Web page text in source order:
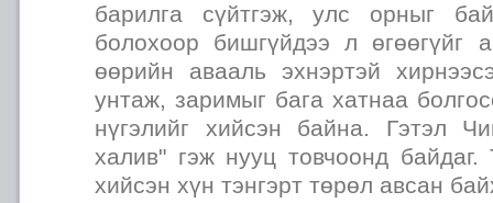
барилга сүйтгэж, улс орныг
болохоор бишгүйдээ л өгөөгүйг
өөрийн авааль эхнэртэй
унтаж, заримыг бага хатнаа
нүгэлийг хийсэн байна. Гэтэл
халив" гэж нууц товчоонд
хийсэн хүн тэнгэрт төрөл авсан